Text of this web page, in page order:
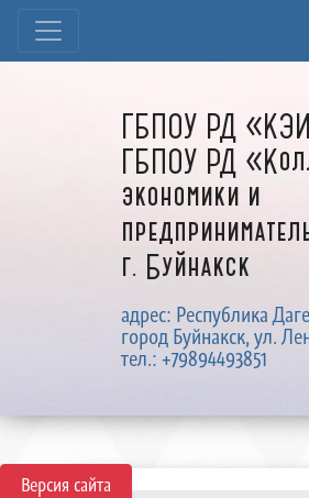
Версия сайта
ГБПОУ РД
ГБПОУ РД
экономики и
г. Буйнакск
адрес: Республика
город Буйнакск, ул.
тел.: +79894493851